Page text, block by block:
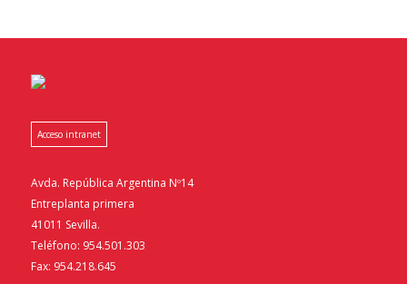
Acceso intranet
Avda. República Argentina Nº14
Entreplanta primera
41011 Sevilla.
Teléfono: 954.501.303
Fax: 954.218.645